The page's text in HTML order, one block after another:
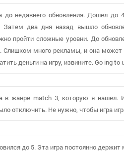
до недавнего обновления. Дошел
Затем два дня назад вышло
пройти сложные уровни. До
Слишком много рекламы, и она может
деньги на игру, извините. Go ing
в жанре match 3, которую я нашел.
отключить. Не нужно, чтобы игра
до 5. Эта игра постоянно